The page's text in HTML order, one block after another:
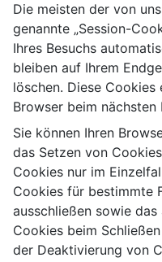
Die meisten der von
genannte „Session-
Ihres Besuchs
bleiben auf Ihrem
löschen. Diese Cookies
Browser beim nächsten
Sie können Ihren
das Setzen von
Cookies nur im
Cookies für bestimmte
ausschließen sowie
Cookies beim
der Deaktivierung von